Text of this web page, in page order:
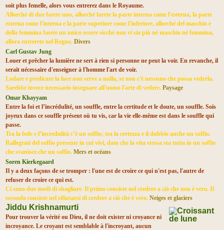
soit plus femelle, alors vous entrerez dans le Royaume.
Allorché di due farete uno, allorché farete la parte interna come l'esterna, la parte
esterna come l'interna e la parte superiore come l'inferiore, allorché del maschio e
della femmina farete un unico essere sicché non vi sia più né maschio né femmina,
allora entrerete nel Regno. Divers
Carl Gustav Jung
Louer et prêcher la lumière ne sert à rien si personne ne peut la voir. En revanche, il
serait nécessaire d'enseigner à l'homme l'art de voir.
Lodare e predicare la luce non serve a nulla, se non c'è nessuno che possa vederla.
Sarebbe invece necessario insegnare all'uomo l'arte di vedere. Paysage
Omar Khayyam
Entre la foi et l’incrédulité, un souffle, entre la certitude et le doute, un souffle. Sois
joyeux dans ce souffle présent où tu vis, car la vie elle-même est dans le souffle qui
passe.
Tra la fede e l’incredulità c’è un soffio; tra la certezza e il dubbio anche un soffio.
Rallegrati del soffio presente in cui vivi, dato che la vita stessa sta tutta in un soffio
che svanisce.che un soffio. Mers et océans
Soren Kierkegaard
Il y a deux façons de se tromper : l'une est de croire ce qui n'est pas, l'autre de
refuser de croire ce qui est.
Ci sono due modi di sbagliare. Il primo consiste nel credere a ciò che non è vero. Il
secondo consiste nel rifiutarsi di credere a ciò che è vero. Neiges et glaciers
Jiddu Krishnamurti
Pour trouver la vérité ou Dieu, il ne doit exister ni croyance ni
incroyance. Le croyant est semblable à l'incroyant, aucun